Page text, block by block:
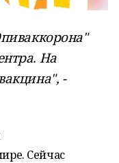
На
-
Сейчас